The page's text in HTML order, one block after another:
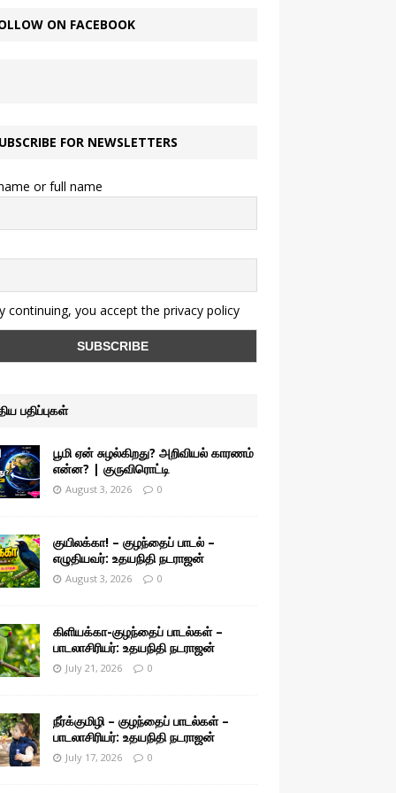
ON FACEBOOK
FOR NEWSLETTERS
or full name
continuing, you accept the privacy policy
பதிப்புகள்
பூமி ஏன் சுழல்கிறது? அறிவியல் காரணம்
என்ன? | குருவிரொட்டி
August 3, 2026 0
குயிலக்கா! – குழந்தைப் பாடல் –
எழுதியவர்: உதயநிதி நடராஜன்
August 3, 2026 0
கிளியக்கா-குழந்தைப் பாடல்கள் –
பாடலாசிரியர்: உதயநிதி நடராஜன்
July 21, 2026 0
நீர்க்குமிழி – குழந்தைப் பாடல்கள் –
பாடலாசிரியர்: உதயநிதி நடராஜன்
July 17, 2026 0